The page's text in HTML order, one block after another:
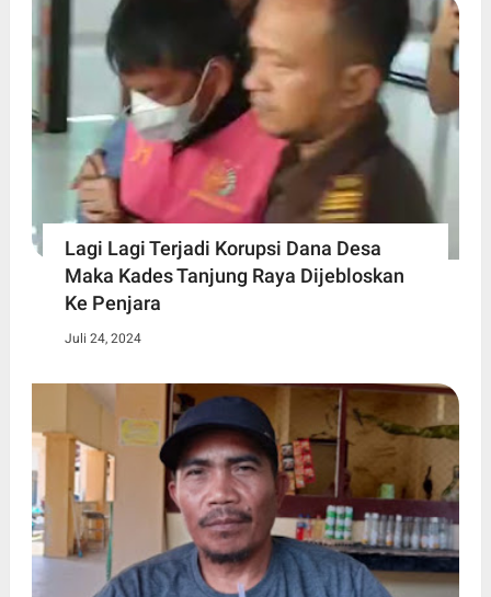
Lagi Lagi Terjadi Korupsi Dana Desa
Maka Kades Tanjung Raya Dijebloskan
Ke Penjara
Juli 24, 2024